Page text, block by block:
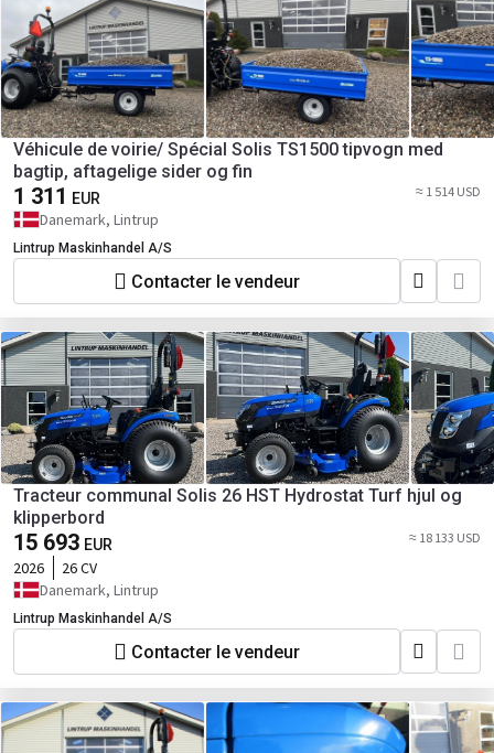
Véhicule de voirie/ Spécial Solis TS1500 tipvogn med
bagtip, aftagelige sider og fin
1 311 EUR ≈ 1 514 USD
Danemark, Lintrup
Lintrup Maskinhandel A/S
Contacter le vendeur
Tracteur communal Solis 26 HST Hydrostat Turf hjul og
klipperbord
15 693 EUR ≈ 18 133 USD
2026
26 CV
Danemark, Lintrup
Lintrup Maskinhandel A/S
Contacter le vendeur